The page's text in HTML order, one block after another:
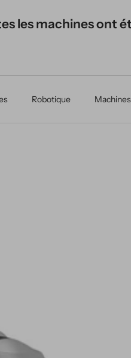
les machines ont
Robotique